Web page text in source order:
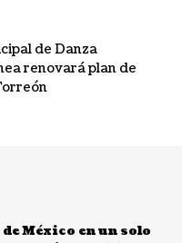
de Danza
renovará plan de
México en un solo